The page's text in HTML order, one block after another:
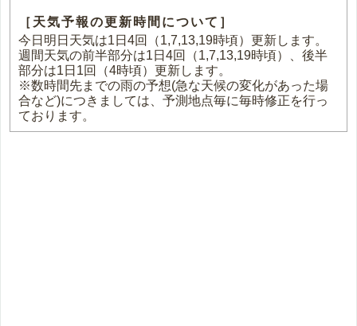
［天気予報の更新時間について］
今日明日天気は1日4回（1,7,13,19時頃）更新します。
週間天気の前半部分は1日4回（1,7,13,19時頃）、後半
部分は1日1回（4時頃）更新します。
※数時間先までの雨の予想(急な天候の変化があった場
合など)につきましては、予測地点毎に毎時修正を行っ
ております。